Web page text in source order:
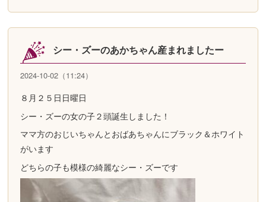
シー・ズーのあかちゃん産まれましたー
2024-10-02（11:24）
８月２５日日曜日
シー・ズーの女の子２頭誕生しました！
ママ方のおじいちゃんとおばあちゃんにブラック＆ホワイト
がいます
どちらの子も模様の綺麗なシー・ズーです